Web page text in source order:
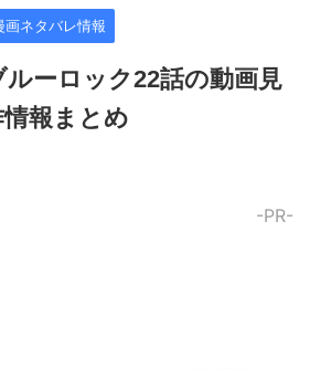
画ネタバレ情報
ルーロック22話の動画見
報まとめ
-PR-